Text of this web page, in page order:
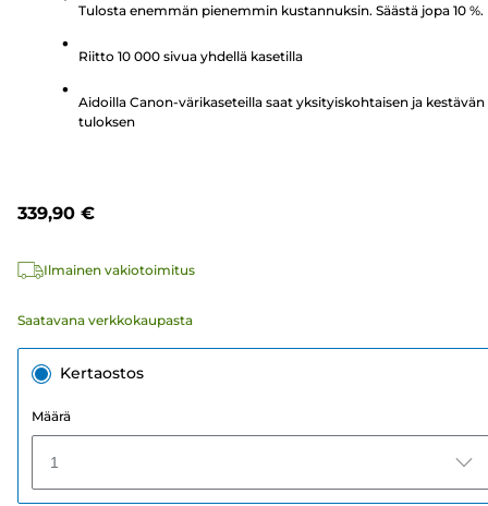
Tulosta enemmän pienemmin kustannuksin. Säästä jopa 10 %.
Riitto 10 000 sivua yhdellä kasetilla
Aidoilla Canon-värikaseteilla saat yksityiskohtaisen ja kestävän
tuloksen
339,90 €
Ilmainen vakiotoimitus
Saatavana verkkokaupasta
Kertaostos
Määrä
1